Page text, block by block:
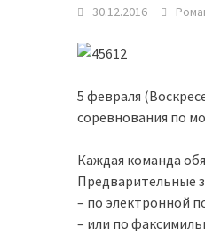
30.12.2016
5 февраля
соревнования по
Каждая команда
Предварительные
– по электронной
– или по